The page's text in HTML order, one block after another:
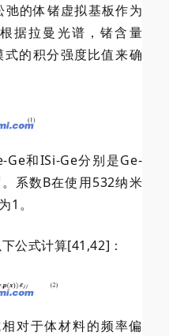
的体锗虚拟基板作为
据拉曼光谱，锗含量
式的积分强度比值来确
Ge和ISi-Ge分别是Ge-
系数B在使用532纳米
1。
公式计算[41,42]：
对于体材料的频率偏